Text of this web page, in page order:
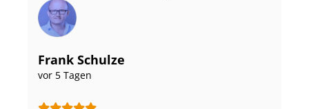
Frank Schulze
vor 5 Tagen